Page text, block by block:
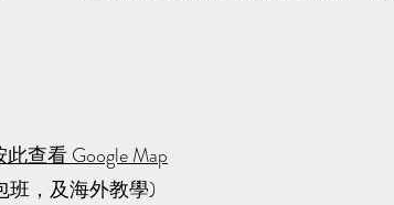
此查看 Google Map
班，及海外教學)